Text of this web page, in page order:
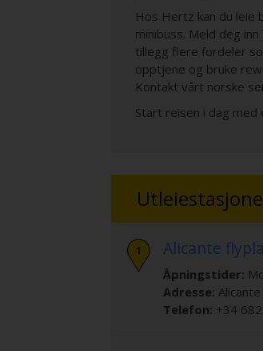
Hos Hertz kan du leie
minibuss. Meld deg
tillegg flere fordeler
opptjene og bruke
Kontakt vårt norske
Start reisen i dag med
Alicante
Åpningstider:
Adresse:
Telefon: +34